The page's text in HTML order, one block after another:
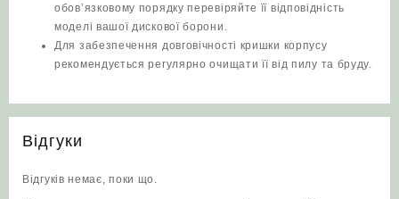
обов’язковому порядку перевіряйте її відповідність
моделі вашої дискової борони.
Для забезпечення довговічності кришки корпусу
рекомендується регулярно очищати її від пилу та бруду.
Відгуки
Відгуків немає, поки що.